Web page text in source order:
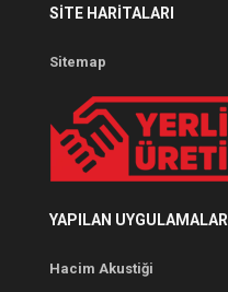
SITE HARITALARI
Sitemap
YAPILAN UYGULAMALAR
Hacim Akustiği